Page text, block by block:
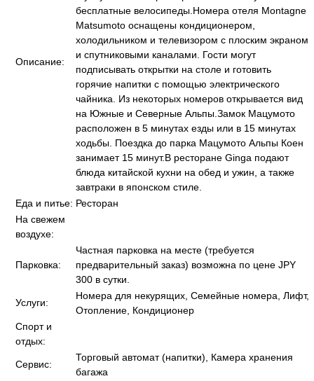
Описание:
бесплатные велосипеды.Номера отеля Montagne
Matsumoto оснащены кондиционером,
холодильником и телевизором с плоским экраном
и спутниковыми каналами. Гости могут
подписывать открытки на столе и готовить
горячие напитки с помощью электрического
чайника. Из некоторых номеров открывается вид
на Южные и Северные Альпы.Замок Мацумото
расположен в 5 минутах езды или в 15 минутах
ходьбы. Поездка до парка Мацумото Альпы Коен
занимает 15 минут.В ресторане Ginga подают
блюда китайской кухни на обед и ужин, а также
завтраки в японском стиле.
Еда и питье: Ресторан
На свежем
воздухе:
Парковка:
Частная парковка на месте (требуется
предварительный заказ) возможна по цене JPY
300 в сутки.
Услуги:
Номера для некурящих, Семейные номера, Лифт,
Отопление, Кондиционер
Спорт и
отдых:
Сервис:
Торговый автомат (напитки), Камера хранения
багажа